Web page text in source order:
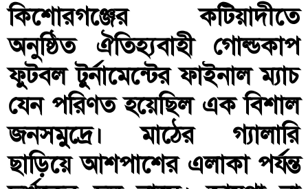
কিশোরগঞ্জের কটিয়াদীতে
অনুষ্ঠিত ঐতিহ্যবাহী গোল্ডকাপ
ফুটবল টুর্নামেন্টের ফাইনাল ম্যাচ
যেন পরিণত হয়েছিল এক বিশাল
জনসমুদ্রে। মাঠের গ্যালারি
ছাড়িয়ে আশপাশের এলাকা পর্যন্ত